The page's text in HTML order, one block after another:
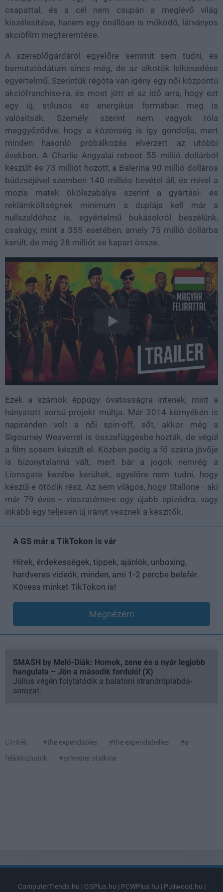
csapattal, és a cél nem csupán a meglévő világ
kiszélesítése, hanem egy önállóan is működő, látványos
akciófilm megteremtése.
A szereplőgárdáról egyelőre semmit sem tudni, és
bemutatódátum sincs még, de az alkotók lelkesedése
egyértelmű. Szerintük régóta van igény egy női központú
akciófranchise-ra, és most jött el az idő arra, hogy ezt
egy új, stílusos és energikus formában meg is
valósítsák. Személy szerint nem vagyok róla
meggyőződve, hogy a közönség is így gondolja, mert
minden hasonló próbálkozás elvérzett az utóbbi
években. A Charlie Angyalai reboot 55 millió dollárból
készült és 73 milliót hozott, a Balerina 90 millió dolláros
büdzséjével szemben 140 milliós bevétel áll, és mivel a
mozis matek ökölszabálya szerint a gyártási- és
reklámköltségnek minimum a duplája kell már a
nullszaldóhoz is, egyértelmű bukásokról beszélünk,
csakúgy, mint a 355 esetében, amely 75 millió dollárba
került, de még 28 milliót se kapart össze.
Ezek a számok éppúgy óvatosságra intenek, mint a
hányatott sorsú projekt múltja. Már 2014 környékén is
napirenden volt a női spin-off, sőt, akkor még a
Sigourney Weaverrel is összefüggésbe hozták, de végül
a film sosem készült el. Közben pedig a fő széria jövője
is bizonytalanná vált, mert bár a jogok nemrég a
Lionsgate kezébe kerültek, egyelőre nem tudni, hogy
készül-e ötödik rész. Az sem világos, hogy Stallone - aki
már 79 éves - visszatérne-e egy újabb epizódra, vagy
inkább egy teljesen új irányt vesznek a készítők.
A GS már a TikTokon is vár
Hírek, érdekességek, tippek, ajánlók, unboxing,
hardveres videók, minden, ami 1-2 percbe belefér.
Kövess minket TikTokon is!
Megnézem
SMASH by Meló-Diák: Homok, zene és a nyár legjobb
hangulata – Jön a második forduló! (X)
Július végén folytatódik a balatoni strandröplabda-
sorozat.
Címkék: #the expendables #the expendabelles
#a
feláldozhatók
#sylvester stallone
ComputerTrends.hu | GSPlus.hu | PCWPlus.hu | Puliwood.hu |